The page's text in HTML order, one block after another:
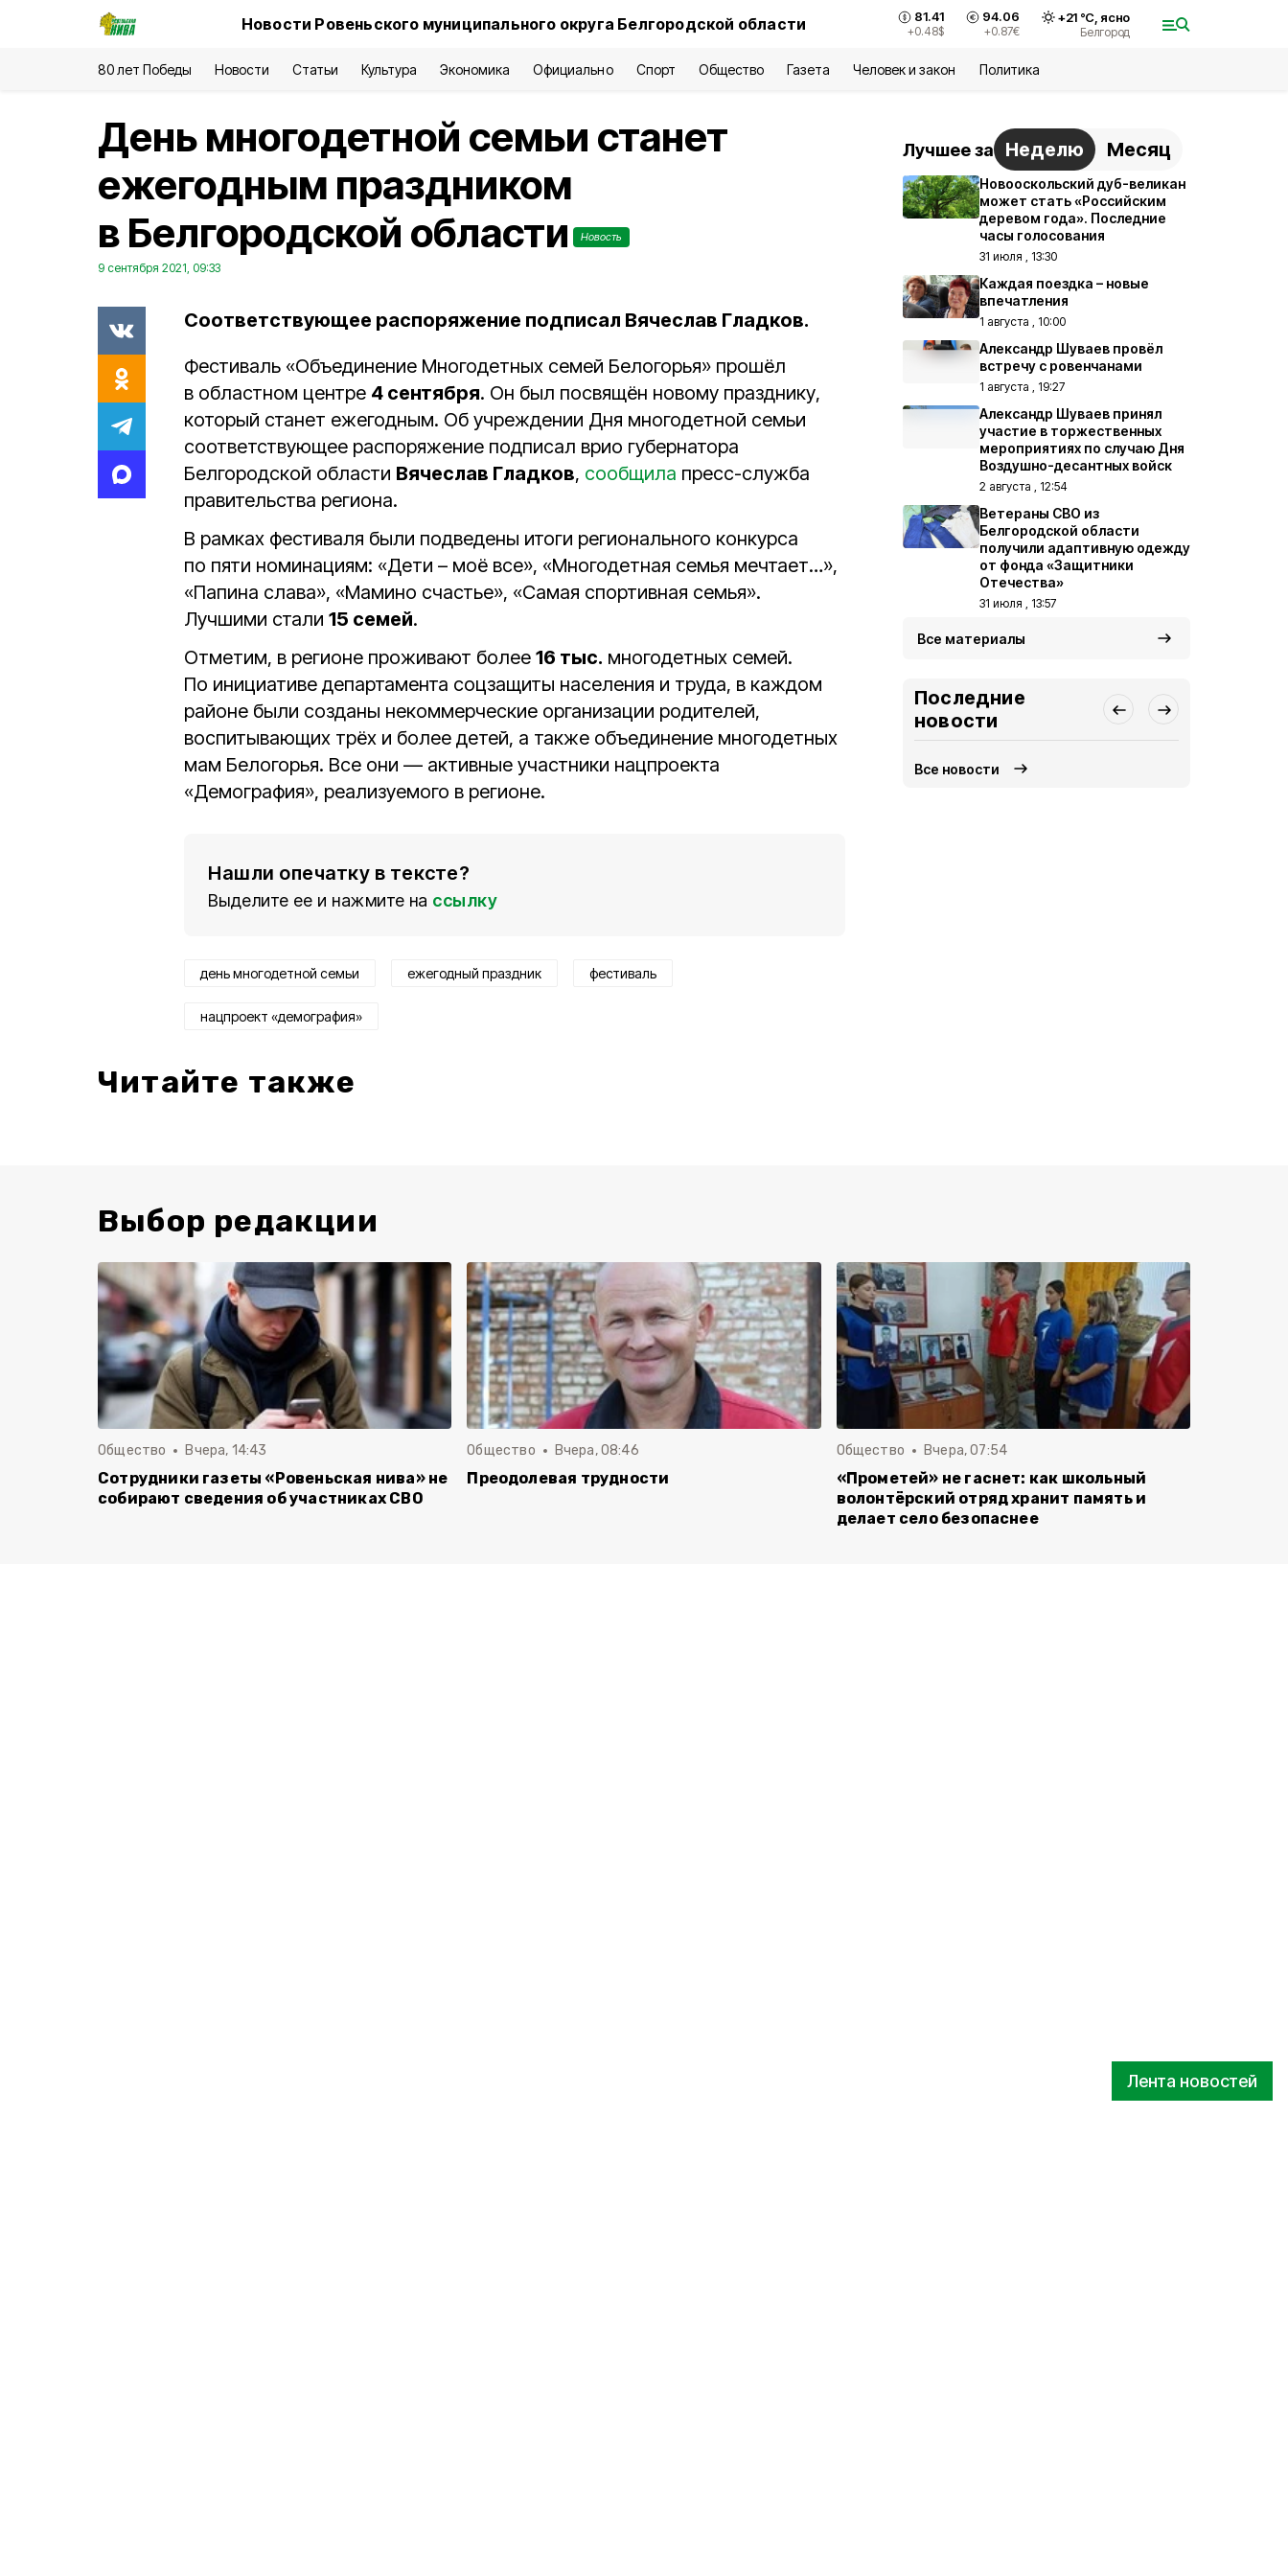
Новости Ровеньского муниципального округа Белгородской области 81.41
+0.48$
94.06
+0.87€
+21°С, ясно
Белгород
80 лет Победы Новости Статьи Культура Экономика Официально Спорт Общество Газета Человек и закон Политика
Лента новостей
День многодетной семьи станет
ежегодным праздником
в Белгородской области
Новость
9 сентября 2021, 09:33
Соответствующее распоряжение подписал Вячеслав Гладков.
Фестиваль «Объединение Многодетных семей Белогорья» прошёл
в областном центре 4 сентября. Он был посвящён новому празднику,
который станет ежегодным. Об учреждении Дня многодетной семьи
соответствующее распоряжение подписал врио губернатора
Белгородской области Вячеслав Гладков, сообщила пресс-служба
правительства региона.
В рамках фестиваля были подведены итоги регионального конкурса
по пяти номинациям: «Дети – моё все», «Многодетная семья мечтает…»,
«Папина слава», «Мамино счастье», «Самая спортивная семья».
Лучшими стали 15 семей.
Отметим, в регионе проживают более 16 тыс. многодетных семей.
По инициативе департамента соцзащиты населения и труда, в каждом
районе были созданы некоммерческие организации родителей,
воспитывающих трёх и более детей, а также объединение многодетных
мам Белогорья. Все они — активные участники нацпроекта
«Демография», реализуемого в регионе.
Нашли опечатку в тексте?
Выделите ее и нажмите на ссылку
день многодетной семьи ежегодный праздник фестиваль
нацпроект «демография»
Читайте также
Лучшее за Неделю Месяц
Новооскольский дуб-великан
может стать «Российским
деревом года». Последние
часы голосования
31 июля , 13:30
Каждая поездка – новые
впечатления
1 августа , 10:00
Александр Шуваев провёл
встречу с ровенчанами
1 августа , 19:27
Александр Шуваев принял
участие в торжественных
мероприятиях по случаю Дня
Воздушно-десантных войск
2 августа , 12:54
Ветераны СВО из
Белгородской области
получили адаптивную одежду
от фонда «Защитники
Отечества»
31 июля , 13:57
Все материалы
Последние
новости
Все новости
Выбор редакции
Общество Вчера, 14:43
Сотрудники газеты «Ровеньская нива» не
собирают сведения об участниках СВО
Общество Вчера, 08:46
Преодолевая трудности
Общество Вчера, 07:54
«Прометей» не гаснет: как школьный
волонтёрский отряд хранит память и
делает село безопаснее